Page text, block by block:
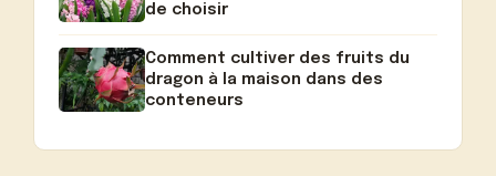
de choisir
Comment cultiver des fruits du
dragon à la maison dans des
conteneurs